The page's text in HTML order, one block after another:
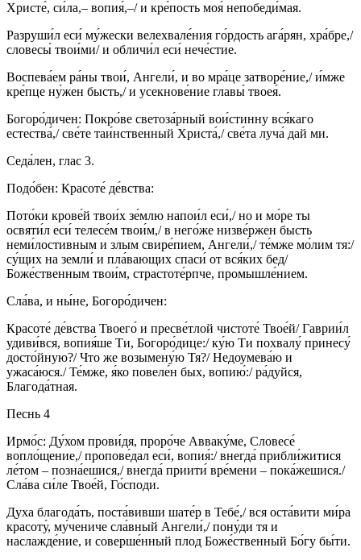
Христе́, си́ла,– вопия́,–/ и кре́пость моя́ непобеди́мая.
Разруши́л еси́ му́жески велехвале́ния го́рдость ага́рян, хра́бре,/
словесы́ твои́ми/ и обличи́л еси́ нече́стие.
Воспева́ем ра́ны твои́, Ангели́, и во мра́це затворе́ние,/ и́мже
кре́пце ну́жен бысть,/ и усекнове́ние главы́ твоея́.
Богоро́дичен: Покро́ве светоза́рный вои́стинну вся́каго
естества́,/ све́те таи́нственный Христа́,/ све́та луча́ дай ми.
Седа́лен, глас 3.
Подо́бен: Красоте́ де́вства:
Пото́ки крове́й твои́х зе́млю напои́л еси́,/ но и мо́ре ты
освяти́л еси́ телесе́м твои́м,/ в него́же низве́ржен бысть
неми́лостивным и злым свире́пием, Ангели́,/ те́мже мо́лим тя:/
су́щих на земли́ и пла́вающих спаси́ от вся́ких бед/
Боже́ственным твои́м, страстоте́рпче, промышле́нием.
Сла́ва, и ны́не, Богоро́дичен:
Красоте́ де́вства Твоего́ и пресве́тлой чистоте́ Твое́й/ Гаврии́л
удиви́вся, вопия́ше Ти, Богоро́дице:/ ку́ю Ти похвалу́ принесу́
досто́йную?/ Что же возымену́ю Тя?/ Недоумева́ю и
ужаса́юся./ Те́мже, я́ко повеле́н бых, вопию́:/ ра́дуйся,
Благода́тная.
Песнь 4
Ирмо́с: Ду́хом прови́дя, проро́че Авваку́ме, Словесе́
вопло́щение,/ пропове́дал еси́, вопия́:/ внегда́ прибли́житися
ле́том – позна́ешися,/ внегда́ приити́ вре́мени – пока́жешися./
Сла́ва си́ле Твое́й, Го́споди.
Духа благода́ть, поста́вивши шате́р в Тебе́,/ вся оста́вити ми́ра
красоту́, му́чениче сла́вный Ангели́,/ пону́ди тя и
наслажде́ние, и соверше́нный плод Боже́ственный Бо́гу бы́ти.